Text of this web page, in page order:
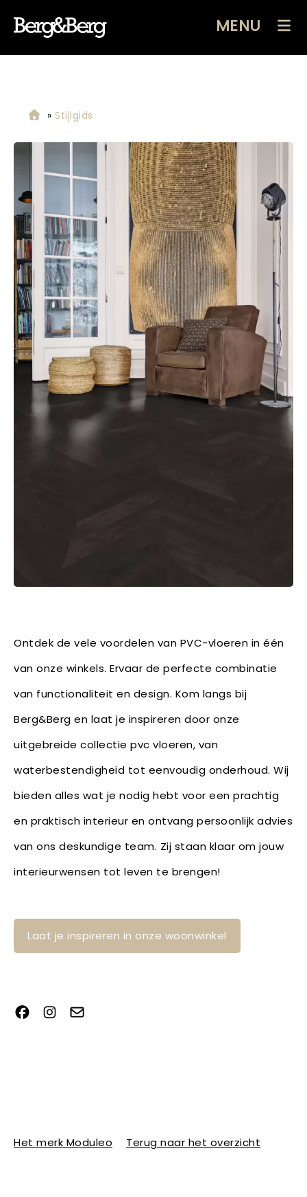
MENU
» Stijlgids
Ontdek de vele voordelen van PVC-vloeren in één
van onze winkels. Ervaar de perfecte combinatie
van functionaliteit en design. Kom langs bij
Berg&Berg en laat je inspireren door onze
uitgebreide collectie pvc vloeren, van
waterbestendigheid tot eenvoudig onderhoud. Wij
bieden alles wat je nodig hebt voor een prachtig
en praktisch interieur en ontvang persoonlijk advies
van ons deskundige team. Zij staan klaar om jouw
interieurwensen tot leven te brengen!
Laat je inspireren in onze woonwinkel
Het merk Moduleo Terug naar het overzicht